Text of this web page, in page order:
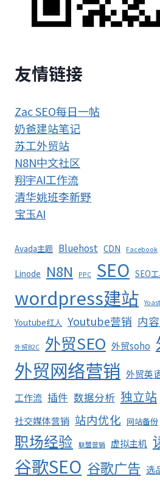
友情链接
Zac SEO每日一帖
奶爸建站笔记
苏工外贸站
N8N中文社区
翔宇AI工作流
清华姚班李新野
宝玉AI
Avada主题 Bluehost CDN Facebook
Linode N8N PPC SEO SEO
wordpress建站
Youtube红人 Youtube营销 内
外贸B2C 外贸SEO 外贸soho
外贸网络营销 外贸英
工作流 插件 数据分析 独立站
社交媒体营销 站内优化 网站备份
职场经验 联盟营销 虚拟主机
谷歌SEO 谷歌广告 选